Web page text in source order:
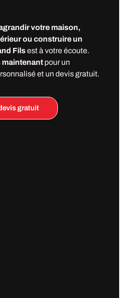
votre maison,
ou construire un
Filsest à votre écoute.
maintenant pour un
et un devis gratuit.
gratuit